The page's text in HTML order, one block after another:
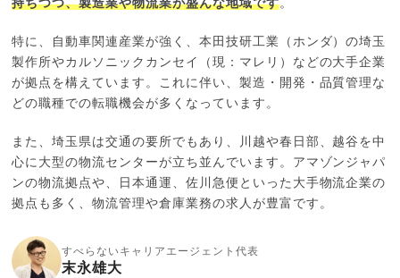
持ちつつ、製造業や物流業が盛んな地域です。
特に、自動車関連産業が強く、本田技研工業（ホンダ）の埼玉
製作所やカルソニックカンセイ（現：マレリ）などの大手企業
が拠点を構えています。これに伴い、製造・開発・品質管理な
どの職種での転職機会が多くなっています。
また、埼玉県は交通の要所でもあり、川越や春日部、越谷を中
心に大型の物流センターが立ち並んでいます。アマゾンジャパ
ンの物流拠点や、日本通運、佐川急便といった大手物流企業の
拠点も多く、物流管理や倉庫業務の求人が豊富です。
すべらないキャリアエージェント代表
末永雄大